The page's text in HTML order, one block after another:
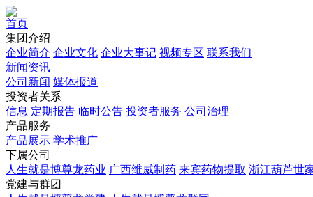
首页
集团介绍
企业简介 企业文化 企业⼤事记 视频专区 联系我们
新闻资讯
公司新闻 媒体报道
投资者关系
信息 定期报告 临时公告 投资者服务 公司治理
产品服务
产品展示 学术推广
下属公司
人生就是博尊龙药业 广西维威制药 来宾药物提取 浙江葫芦世
党建与群团